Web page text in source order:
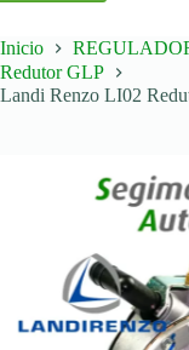
Inicio
Redutor GLP
Landi Renzo LI02